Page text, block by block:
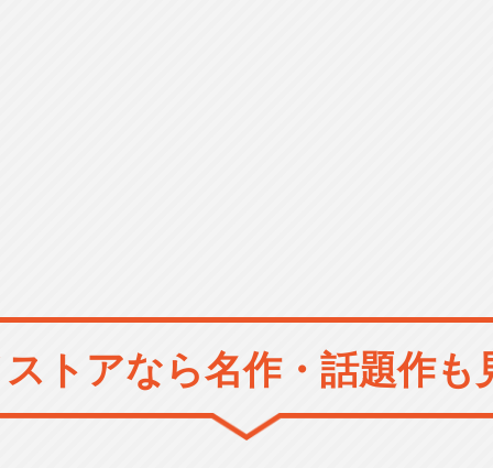
トアなら名作・話題作も